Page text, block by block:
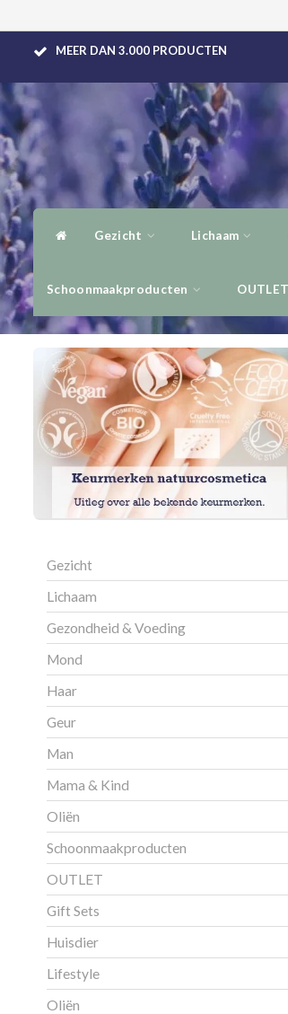
MEER DAN 3.000 PRODUCTEN
Gezicht Lichaam
Schoonmaakproducten OUTLET
Gezicht
Lichaam
Gezondheid & Voeding
Mond
Haar
Geur
Man
Mama & Kind
Oliën
Schoonmaakproducten
OUTLET
Gift Sets
Huisdier
Lifestyle
Oliën